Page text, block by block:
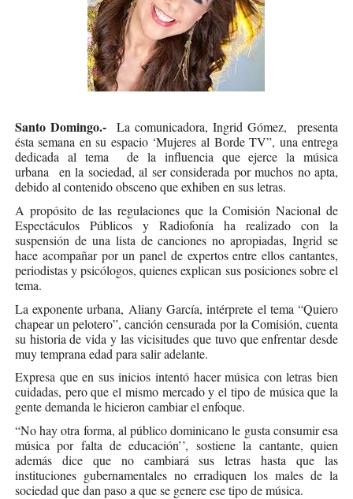
Santo Domingo.-La comunicadora, Ingrid Gómez, presenta
ésta semana en su espacio ‘Mujeres al Borde TV”, una entrega
dedicada al tema de la influencia que ejerce la música
urbana en la sociedad, al ser considerada por muchos no apta,
debido al contenido obsceno que exhiben en sus letras.
A propósito de las regulaciones que la Comisión Nacional de
Espectáculos Públicos y Radiofonía ha realizado con la
suspensión de una lista de canciones no apropiadas, Ingrid se
hace acompañar por un panel de expertos entre ellos cantantes,
periodistas y psicólogos, quienes explican sus posiciones sobre el
tema.
La exponente urbana, Aliany García, intérprete el tema “Quiero
chapear un pelotero”, canción censurada por la Comisión, cuenta
su historia de vida y las vicisitudes que tuvo que enfrentar desde
muy temprana edad para salir adelante.
Expresa que en sus inicios intentó hacer música con letras bien
cuidadas, pero que el mismo mercado y el tipo de música que la
gente demanda le hicieron cambiar el enfoque.
“No hay otra forma, al público dominicano le gusta consumir esa
música por falta de educación’’, sostiene la cantante, quien
además dice que no cambiará sus letras hasta que las
instituciones gubernamentales no erradiquen los males de la
sociedad que dan paso a que se genere ese tipo de música.